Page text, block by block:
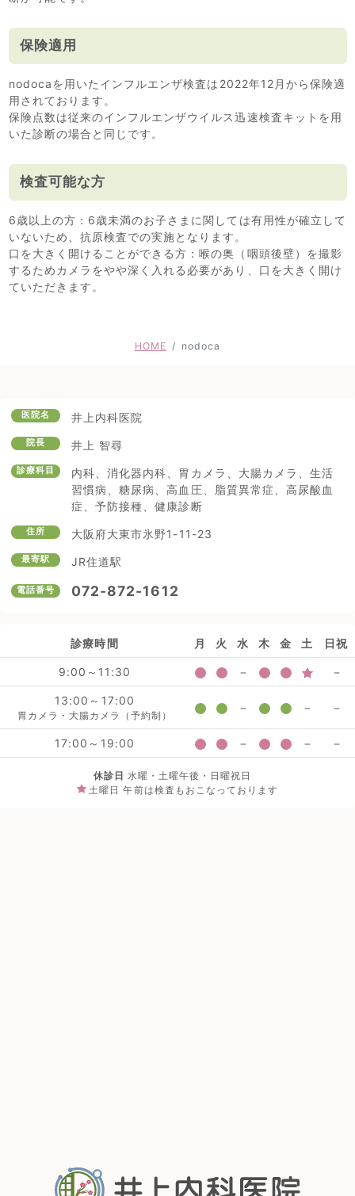
保険適用
nodocaを用いたインフルエンザ検査は2022年12月から保険適
用されております。
保険点数は従来のインフルエンザウイルス迅速検査キットを用
いた診断の場合と同じです。
検査可能な方
6歳以上の方：6歳未満のお子さまに関しては有用性が確立して
いないため、抗原検査での実施となります。
口を大きく開けることができる方：喉の奥（咽頭後壁）を撮影
するためカメラをやや深く入れる必要があり、口を大きく開け
ていただきます。
HOME nodoca
医院名 井上内科医院
院長 井上 智尋
診療科目
内科、消化器内科、胃カメラ、大腸カメラ、生活
習慣病、糖尿病、高血圧、脂質異常症、高尿酸血
症、予防接種、健康診断
住所 大阪府大東市氷野1-11-23
最寄駅 JR住道駅
電話番号 072-872-1612
休診日 水曜・土曜午後・日曜祝日
土曜日 午前は検査もおこなっております
診療時間 月 火 水 木 金 土 日祝
9:00～11:30
13:00～17:00
胃カメラ・大腸カメラ（予約制）
17:00～19:00